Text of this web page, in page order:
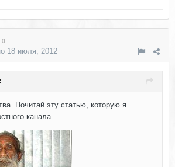
0
18 июля, 2012
Почитай эту статью, которую я
канала.